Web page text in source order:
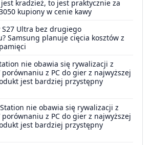
jest kradzież, to jest praktycznie za
kupiony w cenie kawy
S27 Ultra bez drugiego
Samsung planuje cięcia kosztów z
nie obawia się rywalizacji z
porównaniu z PC do gier z najwyższej
jest bardziej przystępny
nie obawia się rywalizacji z
porównaniu z PC do gier z najwyższej
jest bardziej przystępny